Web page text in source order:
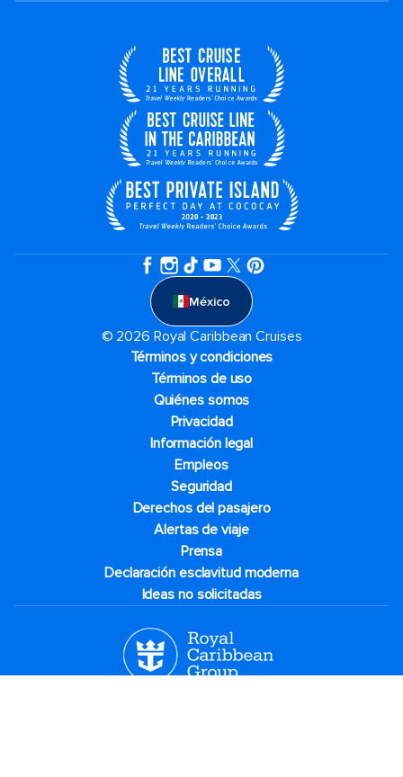
México
© 2026 Royal Caribbean Cruises
Términos y condiciones
Términos de uso
Quiénes somos
Privacidad
Información legal
Empleos
Seguridad
Derechos del pasajero
Alertas de viaje
Prensa
Declaración esclavitud moderna
Ideas no solicitadas